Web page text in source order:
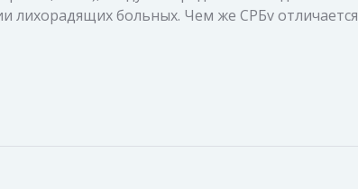
лихорадящих больных. Чем же СРБv